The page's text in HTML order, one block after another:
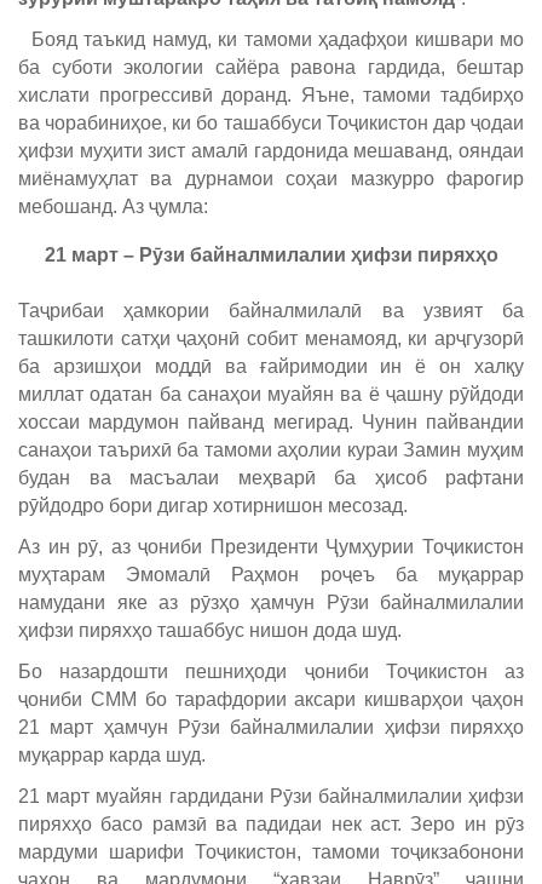
Бояд таъкид намуд, ки тамоми ҳадафҳои кишвари мо
ба суботи экологии сайёра равона гардида, бештар
хислати прогрессивӣ доранд. Яъне, тамоми тадбирҳо
ва чорабиниҳое, ки бо ташаббуси Тоҷикистон дар ҷодаи
ҳифзи муҳити зист амалӣ гардонида мешаванд, ояндаи
миёнамуҳлат ва дурнамои соҳаи мазкурро фарогир
мебошанд. Аз ҷумла:
21 март – Рӯзи байналмилалии ҳифзи пиряхҳо
Таҷрибаи ҳамкории байналмилалӣ ва узвият ба
ташкилоти сатҳи ҷаҳонӣ собит менамояд, ки арҷгузорӣ
ба арзишҳои моддӣ ва ғайримодии ин ё он халқу
миллат одатан ба санаҳои муайян ва ё ҷашну рӯйдоди
хоссаи мардумон пайванд мегирад. Чунин пайвандии
санаҳои таърихӣ ба тамоми аҳолии кураи Замин муҳим
будан ва масъалаи меҳварӣ ба ҳисоб рафтани
рӯйдодро бори дигар хотирнишон месозад.
Аз ин рӯ, аз ҷониби Президенти Ҷумҳурии Тоҷикистон
муҳтарам Эмомалӣ Раҳмон роҷеъ ба муқаррар
намудани яке аз рӯзҳо ҳамчун Рӯзи байналмилалии
ҳифзи пиряхҳо ташаббус нишон дода шуд.
Бо назардошти пешниҳоди ҷониби Тоҷикистон аз
ҷониби СММ бо тарафдории аксари кишварҳои ҷаҳон
21 март ҳамчун Рӯзи байналмилалии ҳифзи пиряхҳо
муқаррар карда шуд.
21 март муайян гардидани Рӯзи байналмилалии ҳифзи
пиряхҳо басо рамзӣ ва падидаи нек аст. Зеро ин рӯз
мардуми шарифи Тоҷикистон, тамоми тоҷикзабонони
ҷаҳон ва мардумони “ҳавзаи Наврӯз” ҷашни